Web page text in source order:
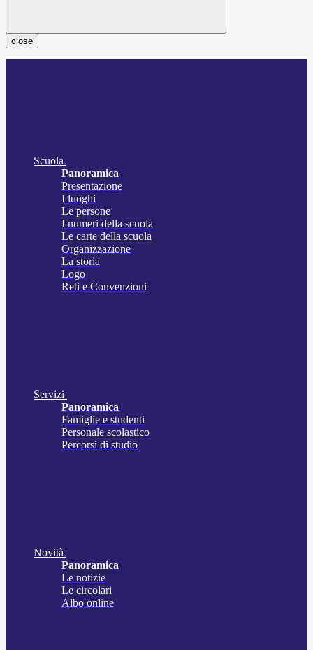
close
Scuola
Panoramica
Presentazione
I luoghi
Le persone
I numeri della scuola
Le carte della scuola
Organizzazione
La storia
Logo
Reti e Convenzioni
Servizi
Panoramica
Famiglie e studenti
Personale scolastico
Percorsi di studio
Novità
Panoramica
Le notizie
Le circolari
Albo online